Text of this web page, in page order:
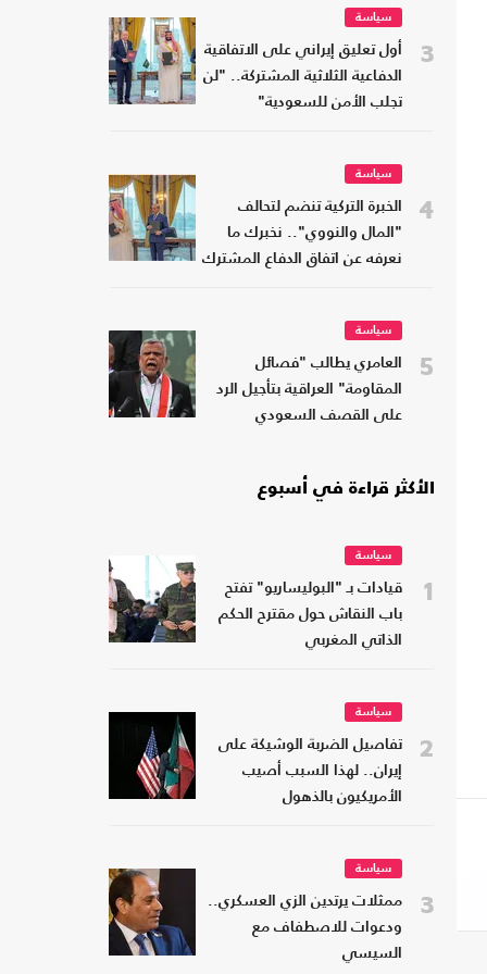
3
سياسة
أول تعليق إيراني على الاتفاقية
الدفاعية الثلاثية المشتركة.. "لن
تجلب الأمن للسعودية"
4
سياسة
الخبرة التركية تنضم لتحالف
"المال والنووي".. نخبرك ما
نعرفه عن اتفاق الدفاع المشترك
5
سياسة
العامري يطالب "فصائل
المقاومة" العراقية بتأجيل الرد
على القصف السعودي
الأكثر قراءة في أسبوع
1
سياسة
قيادات بـ "البوليساريو" تفتح
باب النقاش حول مقترح الحكم
الذاتي المغربي
2
سياسة
تفاصيل الضربة الوشيكة على
إيران.. لهذا السبب أصيب
الأمريكيون بالذهول
3
سياسة
ممثلات يرتدين الزي العسكري..
ودعوات للاصطفاف مع
السيسي